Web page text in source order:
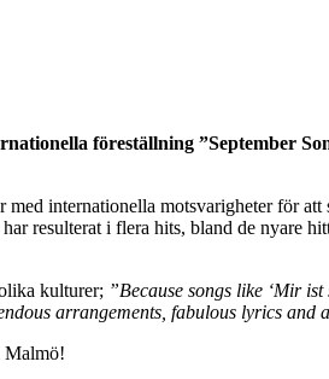
föreställning ”September
internationella motsvarigheter för
resulterat i flera hits, bland de
kulturer; ”Because songs like ‘Mir
arrangements, fabulous lyrics
Malmö!